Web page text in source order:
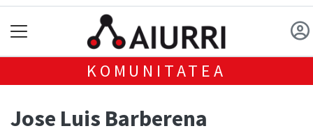
KOMUNITATEA
Jose Luis Barberena